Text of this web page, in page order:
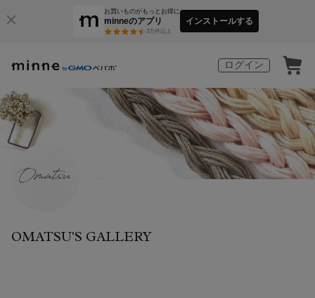
お買いものがもっとお得に
minneのアプリ
3万件以上
インストールする
ログイン
OMATSU'S GALLERY